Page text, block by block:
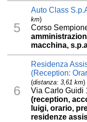
5
Auto Class
km)
Corso
macchina,
6
Residenza
(Reception:
(distanza: 3,61 km)
Via Carlo Guidi
(reception,
luigi, orario,
residenze